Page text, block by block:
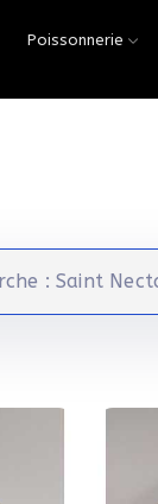
Poissonnerie